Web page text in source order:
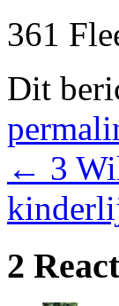
361
Dit
← 3
2